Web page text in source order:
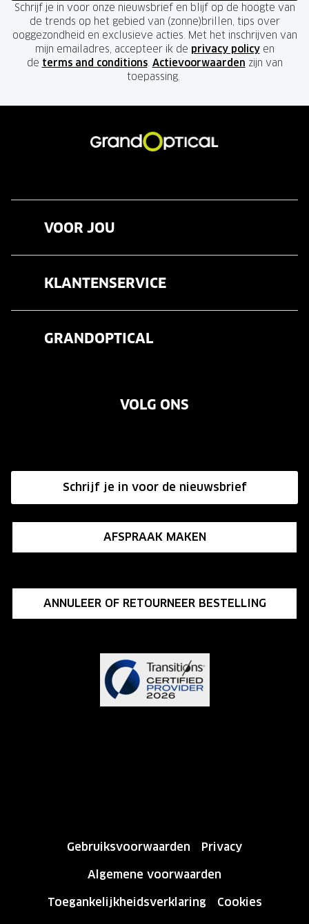
Schrijf je in voor onze nieuwsbrief en blijf op de hoogte van
de trends op het gebied van (zonne)brillen, tips over
ooggezondheid en exclusieve acties. Met het inschrijven van
mijn emailadres, accepteer ik de privacy policyen
de terms and conditions. Actievoorwaarden zijn van
toepassing.
VOOR JOU
KLANTENSERVICE
Annuleer of retourneer een bestelling
GRANDOPTICAL
Influencer programma
VOLG ONS
Schrijf je in voor de nieuwsbrief
AFSPRAAK MAKEN
ANNULEER OF RETOURNEER BESTELLING
Gebruiksvoorwaarden
Privacy
Algemene voorwaarden
Toegankelijkheidsverklaring
Cookies